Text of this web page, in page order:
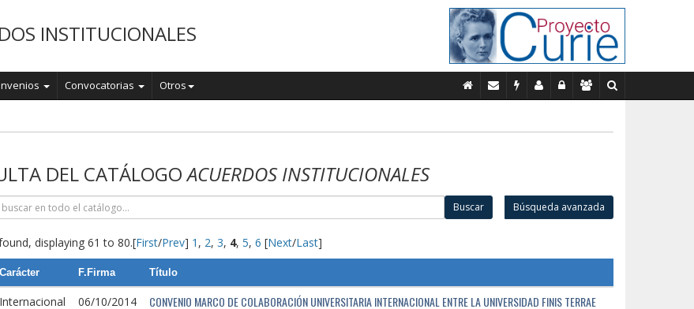
INSTITUCIONALES
Convocatorias Otros
DEL CATÁLOGOACUERDOS INSTITUCIONALES
Buscar Búsqueda avanzada
displaying 61 to 80.[First/Prev] 1 , 2, 3, 4, 5, 6 [Next/Last]
Carácter F.Firma Título
Internacional 06/10/2014
CONVENIO MARCO DE COLABORACIÓN UNIVERSITARIA INTERNACIONAL ENTRE LA UNIVERSIDAD FINIS TERRAE